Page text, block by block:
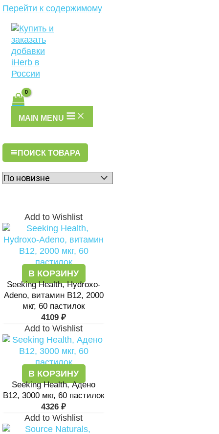
Перейти к содержимому
MAIN MENU
ПОИСК ТОВАРА
Add to Wishlist
В КОРЗИНУ
Seeking Health, Hydroxo-
Adeno, витамин B12, 2000
мкг, 60 пастилок
4109 ₽
Add to Wishlist
В КОРЗИНУ
Seeking Health, Адено
B12, 3000 мкг, 60 пастилок
4326 ₽
Add to Wishlist